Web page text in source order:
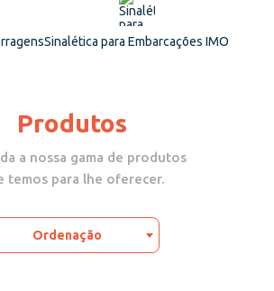
Sinalética para Embarcações IMO
Produtos
a nossa gama de produtos
temos para lhe oferecer.
Ordenação